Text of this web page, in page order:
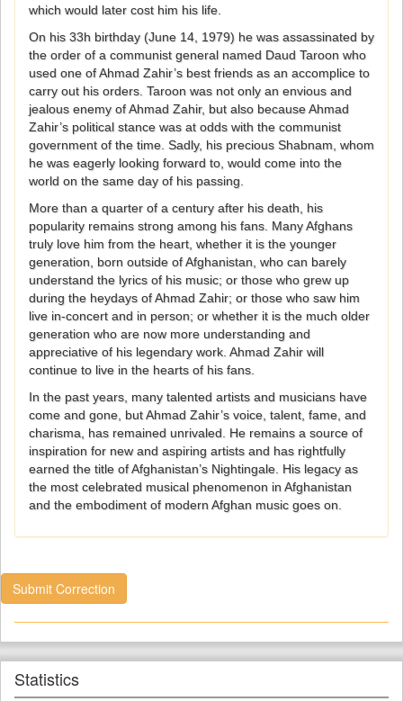
which would later cost him his life.
On his 33h birthday (June 14, 1979) he was assassinated by
the order of a communist general named Daud Taroon who
used one of Ahmad Zahir’s best friends as an accomplice to
carry out his orders. Taroon was not only an envious and
jealous enemy of Ahmad Zahir, but also because Ahmad
Zahir’s political stance was at odds with the communist
government of the time. Sadly, his precious Shabnam, whom
he was eagerly looking forward to, would come into the
world on the same day of his passing.
More than a quarter of a century after his death, his
popularity remains strong among his fans. Many Afghans
truly love him from the heart, whether it is the younger
generation, born outside of Afghanistan, who can barely
understand the lyrics of his music; or those who grew up
during the heydays of Ahmad Zahir; or those who saw him
live in-concert and in person; or whether it is the much older
generation who are now more understanding and
appreciative of his legendary work. Ahmad Zahir will
continue to live in the hearts of his fans.
In the past years, many talented artists and musicians have
come and gone, but Ahmad Zahir’s voice, talent, fame, and
charisma, has remained unrivaled. He remains a source of
inspiration for new and aspiring artists and has rightfully
earned the title of Afghanistan’s Nightingale. His legacy as
the most celebrated musical phenomenon in Afghanistan
and the embodiment of modern Afghan music goes on.
Submit Correction
Statistics